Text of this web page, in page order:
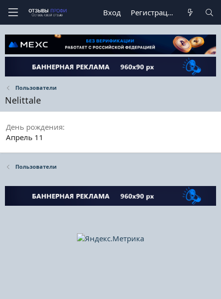
Вход Регистрация
Пользователи
Nelittale
День рождения
Апрель 11
Пользователи